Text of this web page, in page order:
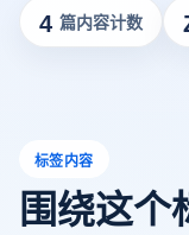
4 篇内容计数
标签内容
围绕这个